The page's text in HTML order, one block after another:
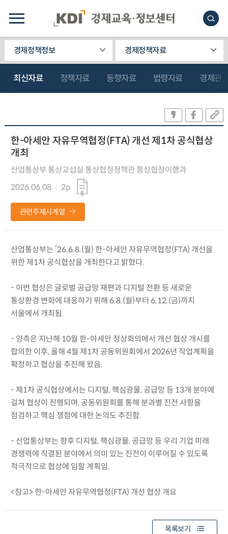
경제정책정보 경제정책자료
최신자료 정책자료 동향자료 법령자료 경제관
한-아세안 자유무역협정(FTA) 개선 제1차 공식협상
개최
산업통상부 통상교섭실 통상협정정책관 통상협정이행과
2026.06.08
2p
관련주제시계열
산업통상부는 ’26.6.8.(월) 한-아세안 자유무역협정(FTA) 개선을
위한 제1차 공식협상을 개최한다고 밝혔다.
- 이번 협상은 글로벌 공급망 재편과 디지털 전환 등 새로운
통상환경 변화에 대응하기 위해 6.8.(월)부터 6.12.(금)까지
서울에서 개최됨.
- 양측은 지난해 10월 한-아세안 정상회의에서 개선 협상 개시를
합의한 이후, 올해 4월 제1차 공동위원회에서 2026년 작업계획을
확정하고 협상을 추진해 왔음.
- 제1차 공식협상에서는 디지털, 핵심광물, 공급망 등 13개 분야에
걸쳐 협상이 진행되며, 공동위원회를 통해 분과별 진전 사항을
점검하고 핵심 쟁점에 대한 논의도 추진함.
- 산업통상부는 향후 디지털, 핵심광물, 공급망 등 우리 기업 미래
경쟁력에 직결된 분야에서 의미 있는 진전이 이루어질 수 있도록
적극적으로 협상에 임할 계획임.
<참고> 한-아세안 자유무역협정(FTA) 개선 협상 개요
목록보기